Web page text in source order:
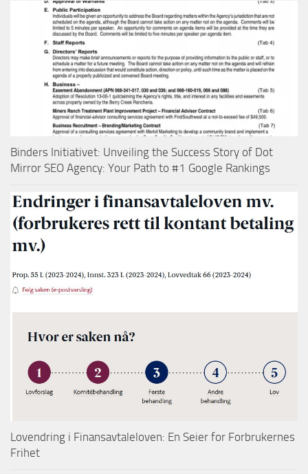
Binders Initiativet: Unveiling the Success Story of Dot
Mirror SEO Agency: Your Path to #1 Google Rankings
Lovendring i Finansavtaleloven: En Seier for Forbrukernes
Frihet